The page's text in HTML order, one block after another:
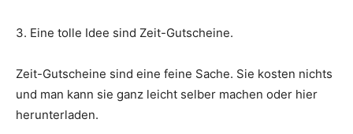
3. Eine tolle Idee sind Zeit-Gutscheine.
Zeit-Gutscheine sind eine feine Sache. Sie kosten nichts
und man kann sie ganz leicht selber machen oder hier
herunterladen.